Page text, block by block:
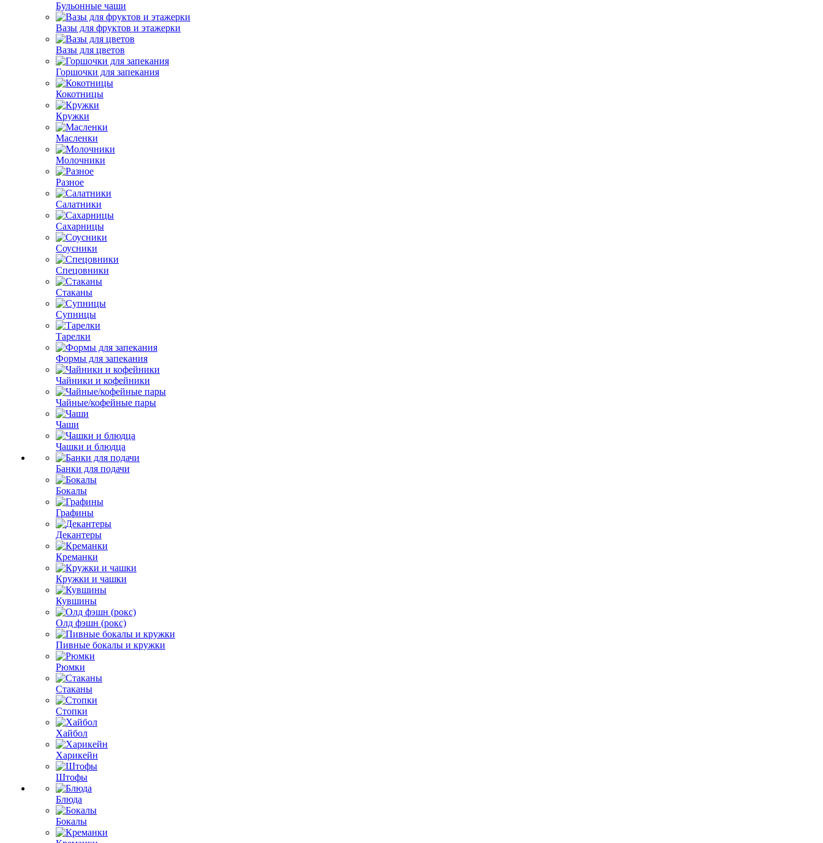
Бульонные чаши
Вазы для фруктов и этажерки
Вазы для цветов
Горшочки для запекания
Кокотницы
Кружки
Масленки
Молочники
Разное
Салатники
Сахарницы
Соусники
Спецовники
Стаканы
Супницы
Тарелки
Формы для запекания
Чайники и кофейники
Чайные/кофейные пары
Чаши
Чашки и блюдца
Банки для подачи
Бокалы
Графины
Декантеры
Креманки
Кружки и чашки
Кувшины
Олд фэшн (рокс)
Пивные бокалы и кружки
Рюмки
Стаканы
Стопки
Хайбол
Харикейн
Штофы
Блюда
Бокалы